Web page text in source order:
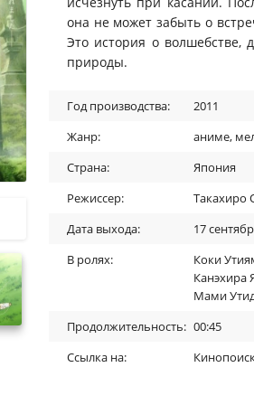
она не может забыть о
Это история о
природы.
Год производства:
2011
Жанр:
аниме,
Страна:
Япония
Режиссер:
Такахиро
Дата выхода:
17
В ролях:
Коки
Канэхира
Мами
Продолжительность: 00:45
Ссылка на: